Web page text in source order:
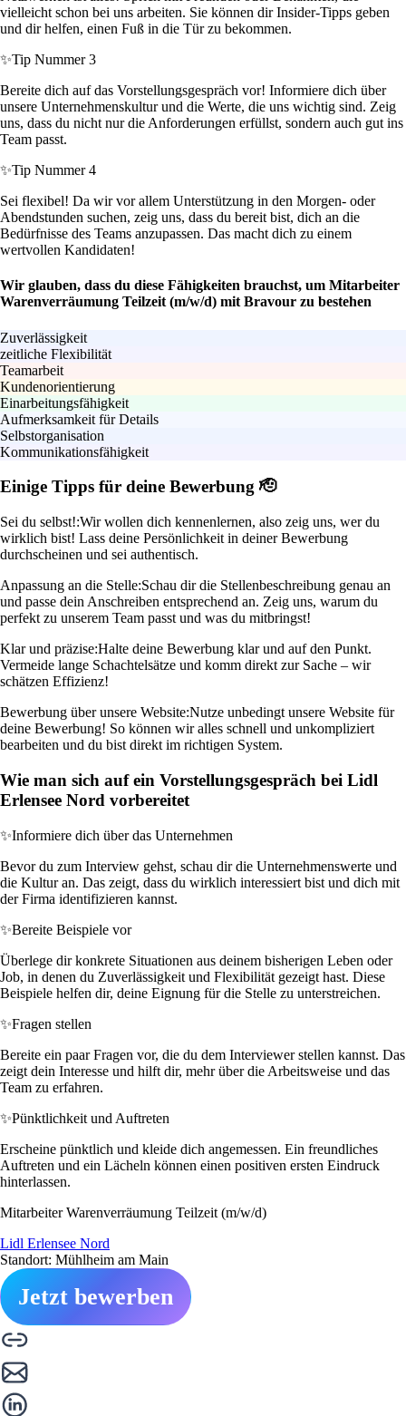
vielleicht schon bei uns arbeiten. Sie können dir Insider-Tipps geben
und dir helfen, einen Fuß in die Tür zu bekommen.
✨Tip Nummer 3
Bereite dich auf das Vorstellungsgespräch vor! Informiere dich über
unsere Unternehmenskultur und die Werte, die uns wichtig sind. Zeig
uns, dass du nicht nur die Anforderungen erfüllst, sondern auch gut ins
Team passt.
✨Tip Nummer 4
Sei flexibel! Da wir vor allem Unterstützung in den Morgen- oder
Abendstunden suchen, zeig uns, dass du bereit bist, dich an die
Bedürfnisse des Teams anzupassen. Das macht dich zu einem
wertvollen Kandidaten!
Wir glauben, dass du diese Fähigkeiten brauchst, um Mitarbeiter
Warenverräumung Teilzeit (m/w/d) mit Bravour zu bestehen
Zuverlässigkeit
zeitliche Flexibilität
Teamarbeit
Kundenorientierung
Einarbeitungsfähigkeit
Aufmerksamkeit für Details
Selbstorganisation
Kommunikationsfähigkeit
Einige Tipps für deine Bewerbung 🫡
Sei du selbst!:Wir wollen dich kennenlernen, also zeig uns, wer du
wirklich bist! Lass deine Persönlichkeit in deiner Bewerbung
durchscheinen und sei authentisch.
Anpassung an die Stelle:Schau dir die Stellenbeschreibung genau an
und passe dein Anschreiben entsprechend an. Zeig uns, warum du
perfekt zu unserem Team passt und was du mitbringst!
Klar und präzise:Halte deine Bewerbung klar und auf den Punkt.
Vermeide lange Schachtelsätze und komm direkt zur Sache – wir
schätzen Effizienz!
Bewerbung über unsere Website:Nutze unbedingt unsere Website für
deine Bewerbung! So können wir alles schnell und unkompliziert
bearbeiten und du bist direkt im richtigen System.
Wie man sich auf ein Vorstellungsgespräch bei Lidl
Erlensee Nord vorbereitet
✨Informiere dich über das Unternehmen
Bevor du zum Interview gehst, schau dir die Unternehmenswerte und
die Kultur an. Das zeigt, dass du wirklich interessiert bist und dich mit
der Firma identifizieren kannst.
✨Bereite Beispiele vor
Überlege dir konkrete Situationen aus deinem bisherigen Leben oder
Job, in denen du Zuverlässigkeit und Flexibilität gezeigt hast. Diese
Beispiele helfen dir, deine Eignung für die Stelle zu unterstreichen.
✨Fragen stellen
Bereite ein paar Fragen vor, die du dem Interviewer stellen kannst. Das
zeigt dein Interesse und hilft dir, mehr über die Arbeitsweise und das
Team zu erfahren.
✨Pünktlichkeit und Auftreten
Erscheine pünktlich und kleide dich angemessen. Ein freundliches
Auftreten und ein Lächeln können einen positiven ersten Eindruck
hinterlassen.
Mitarbeiter Warenverräumung Teilzeit (m/w/d)
Lidl Erlensee Nord
Standort: Mühlheim am Main
Jetzt bewerben